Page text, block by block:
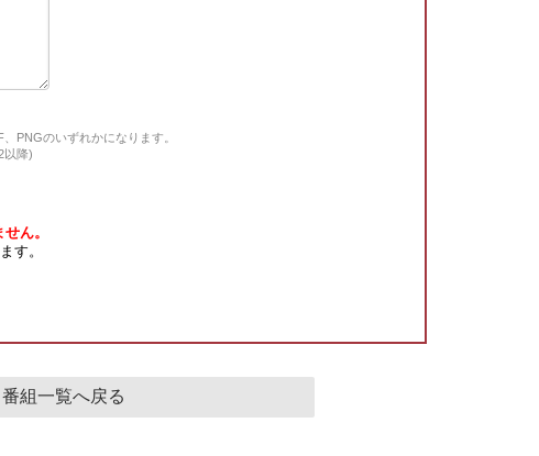
PNGのいずれかになります。
以降)
ん。
す。
番組一覧へ戻る